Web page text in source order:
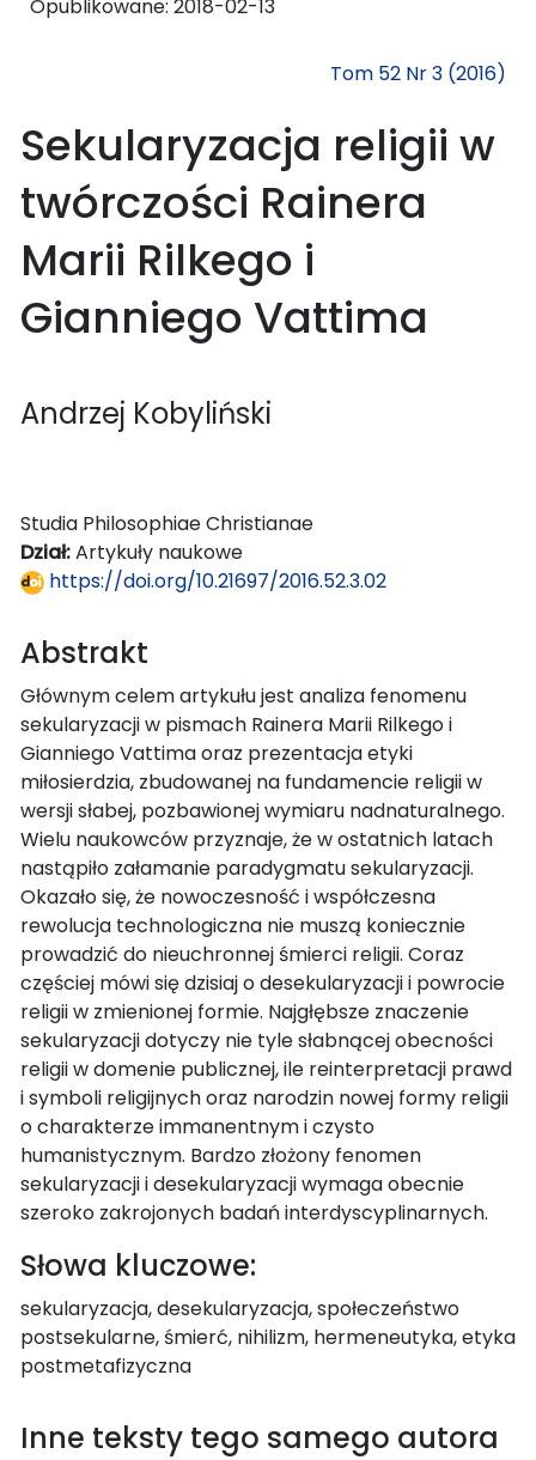
Opublikowane: 2018-02-13
Tom 52 Nr 3 (2016)
Sekularyzacja religii w
twórczości Rainera
Marii Rilkego i
Gianniego Vattima
Andrzej Kobyliński
Studia Philosophiae Christianae
Dział:Artykuły naukowe
https://doi.org/10.21697/2016.52.3.02
Abstrakt
Głównym celem artykułu jest analiza fenomenu
sekularyzacji w pismach Rainera Marii Rilkego i
Gianniego Vattima oraz prezentacja etyki
miłosierdzia, zbudowanej na fundamencie religii w
wersji słabej, pozbawionej wymiaru nadnaturalnego.
Wielu naukowców przyznaje, że w ostatnich latach
nastąpiło załamanie paradygmatu sekularyzacji.
Okazało się, że nowoczesność i współczesna
rewolucja technologiczna nie muszą koniecznie
prowadzić do nieuchronnej śmierci religii. Coraz
częściej mówi się dzisiaj o desekularyzacji i powrocie
religii w zmienionej formie. Najgłębsze znaczenie
sekularyzacji dotyczy nie tyle słabnącej obecności
religii w domenie publicznej, ile reinterpretacji prawd
i symboli religijnych oraz narodzin nowej formy religii
o charakterze immanentnym i czysto
humanistycznym. Bardzo złożony fenomen
sekularyzacji i desekularyzacji wymaga obecnie
szeroko zakrojonych badań interdyscyplinarnych.
Słowa kluczowe:
sekularyzacja, desekularyzacja, społeczeństwo
postsekularne, śmierć, nihilizm, hermeneutyka, etyka
postmetafizyczna
Inne teksty tego samego autora